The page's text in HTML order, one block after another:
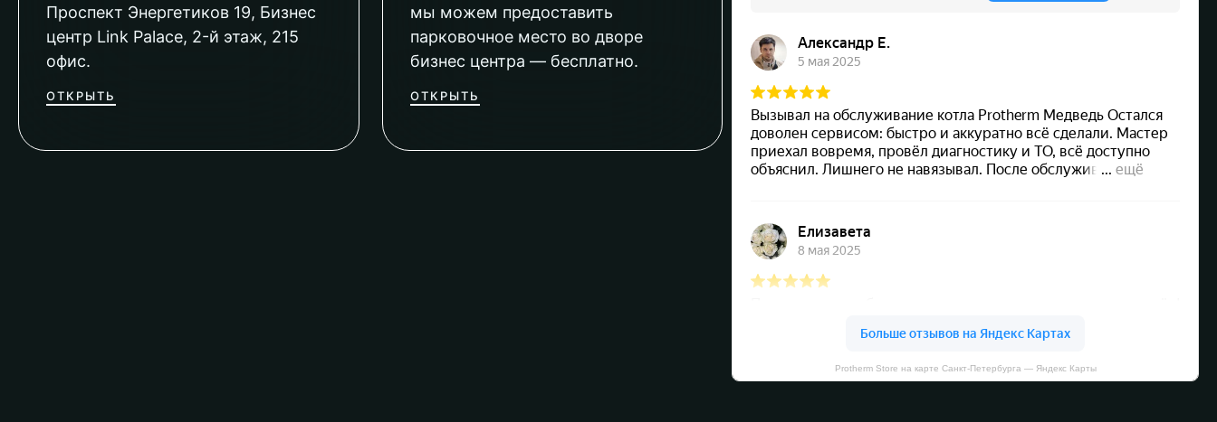
Проспект Энергетиков 19, Бизнес
центр Link Palace, 2-й этаж, 215
офис.
ОТКРЫТЬ
мы можем предоставить
парковочное место во дворе
бизнес центра — бесплатно.
ОТКРЫТЬ
Protherm Store на карте Санкт‑Петербурга — Яндекс Карты